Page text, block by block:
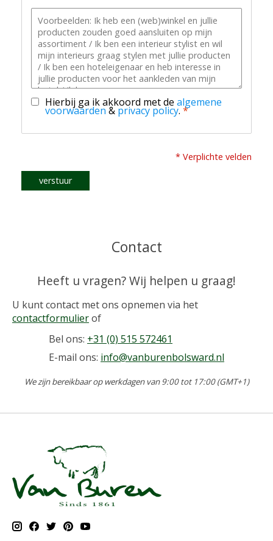
Hierbij ga ik akkoord met de algemene
voorwaarden & privacy policy. *
* Verplichte velden
verstuur
Contact
Heeft u vragen? Wij helpen u graag!
U kunt contact met ons opnemen via het
contactformulierof
Bel ons: +31 (0) 515 572461
E-mail ons: info@vanburenbolsward.nl
We zijn bereikbaar op werkdagen van 9:00 tot 17:00 (GMT+1)